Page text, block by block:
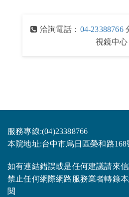
洽詢電話： 04-23388766
視鏡中心
服務專線:(04)23388766
本院地址:台中市烏日區榮和路168
如有連結錯誤或是任何建議請來信
禁止任何網際網路服務業者轉錄
閱